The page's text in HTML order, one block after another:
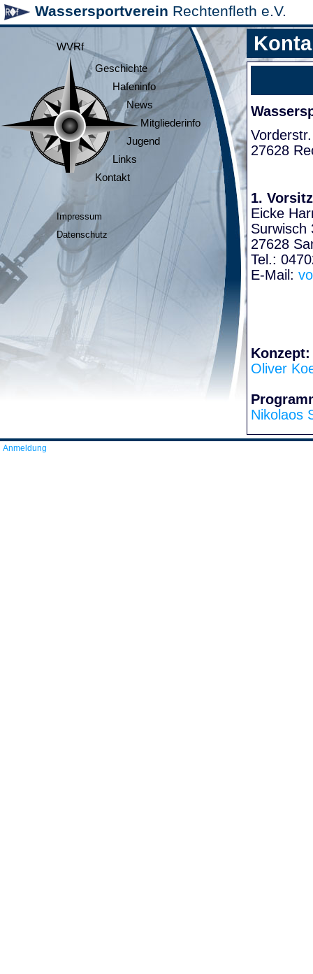
Wassersportverein Rechtenfleth e.V.
WVRf
Geschichte
Hafeninfo
News
Mitgliederinfo
Jugend
Links
Kontakt
Impressum
Datenschutz
27628
1.
Eicke
Surwisch
27628
Tel.:
E-Mail:
Konzept:
Oliver
Nikolaos
Anmeldung